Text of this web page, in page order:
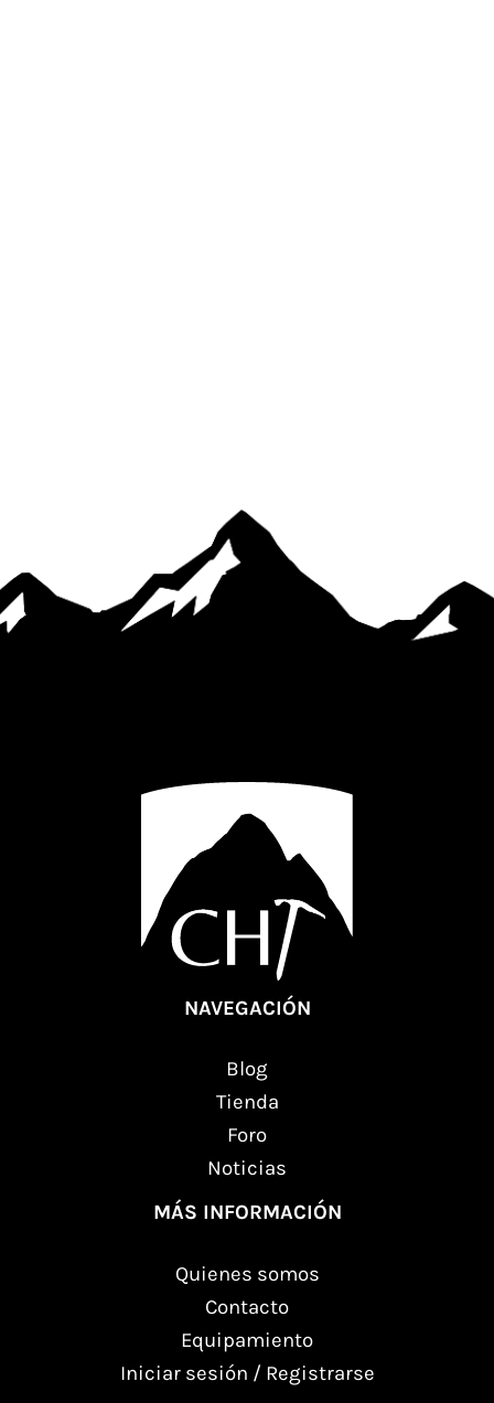
NAVEGACIÓN
Blog
Tienda
Foro
Noticias
MÁS INFORMACIÓN
Quienes somos
Contacto
Equipamiento
Iniciar sesión / Registrarse